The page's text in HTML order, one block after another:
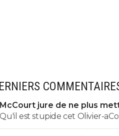
McCourt jure de ne plus
euro à l’OM
Qu'il est stupide cet Olivier-
que je ne lis pas ses